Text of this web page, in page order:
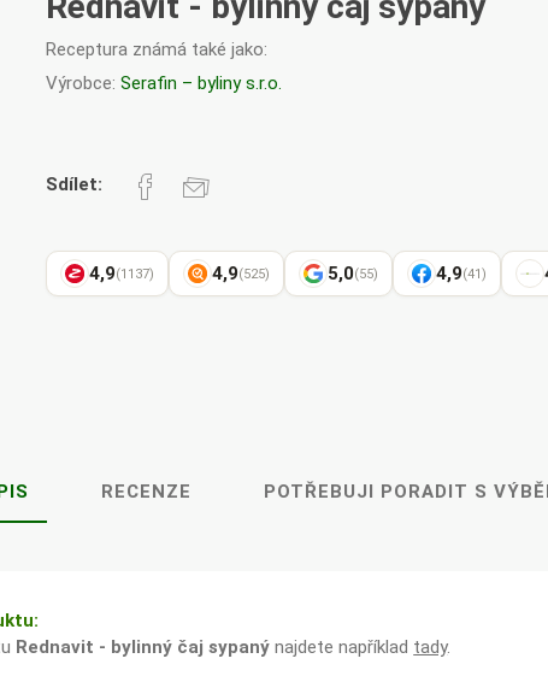
Lavylites
Bylinné
Lakshmi-
Korejský
Receptura známá také jako:
Výrobce: Serafin – byliny s.r.o.
Sdílet:
4,9(1137) 4,9(525) 5,0(55) 4,9(41)
RECENZE POTŘEBUJI PORADIT S
Rednavit - bylinný čaj sypaný najdete například tady.